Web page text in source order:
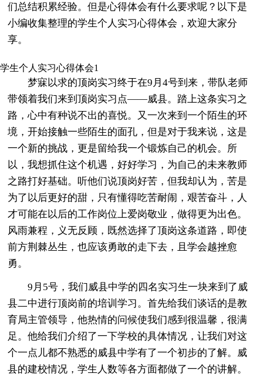
们总结积累经验。但是心得体会有什么要求呢？以下是
小编收集整理的学生个人实习心得体会，欢迎大家分
享。
学生个人实习心得体会1
梦寐以求的顶岗实习终于在9月4号到来，带队老师
带领着我们来到顶岗实习点——威县。踏上这条实习之
路，心中有种说不出的喜悦。又一次来到一个陌生的环
境，开始接触一些陌生的面孔，但是对于我来说，这是
一个新的挑战，更是留给我一个锻炼自己的机会。所
以，我想抓住这个机遇，好好学习，为自己的未来教师
之路打好基础。听他们说顶岗好苦，但我却认为，苦是
为了以后更好的甜，只有懂得吃苦耐闹，艰苦奋斗，人
才可能在以后的工作岗位上爱岗敬业，做得更为出色。
风雨兼程，义无反顾，既然选择了顶岗这条道路，即使
前方荆棘丛生，也应该勇敢的走下去，且学会越挫愈
勇。
9月5号，我们威县中学的四名实习生一块来到了威
县二中进行顶岗前的培训学习。首先给我们谈话的是教
育局主管领导，他热情的问候使我们感到很温馨，很满
足。他给我们介绍了一下学校的具体情况，让我们对这
个一点儿都不熟悉的威县中学有了一个初步的了解。威
县的建校情况，学生人数等各方面都做了一个的讲解。